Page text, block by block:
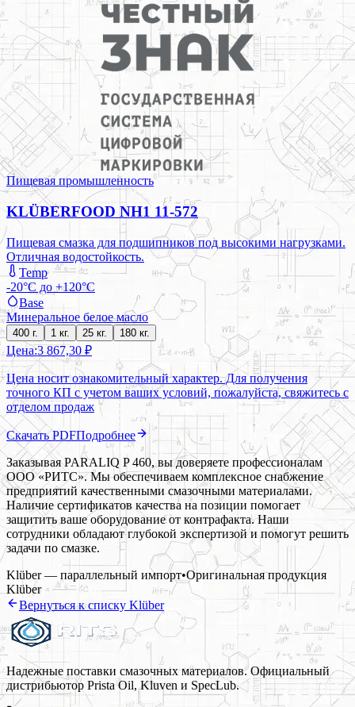
Пищевая промышленность
KLÜBERFOOD NH1 11-572
Пищевая смазка для подшипников под высокими нагрузками.
Отличная водостойкость.
Temp
-20°C до +120°C
Base
Минеральное белое масло
400 г. 1 кг. 25 кг. 180 кг.
Цена:3 867,30 ₽
Цена носит ознакомительный характер. Для получения
точного КП с учетом ваших условий, пожалуйста, свяжитесь с
отделом продаж
Скачать PDFПодробнее
Заказывая PARALIQ P 460, вы доверяете профессионалам
ООО «РИТС». Мы обеспечиваем комплексное снабжение
предприятий качественными смазочными материалами.
Наличие сертификатов качества на позиции помогает
защитить ваше оборудование от контрафакта. Наши
сотрудники обладают глубокой экспертизой и помогут решить
задачи по смазке.
Klüber — параллельный импорт•Оригинальная продукция
Klüber
Вернуться к списку Klüber
Надежные поставки смазочных материалов. Официальный
дистрибьютор Prista Oil, Kluven и SpecLub.